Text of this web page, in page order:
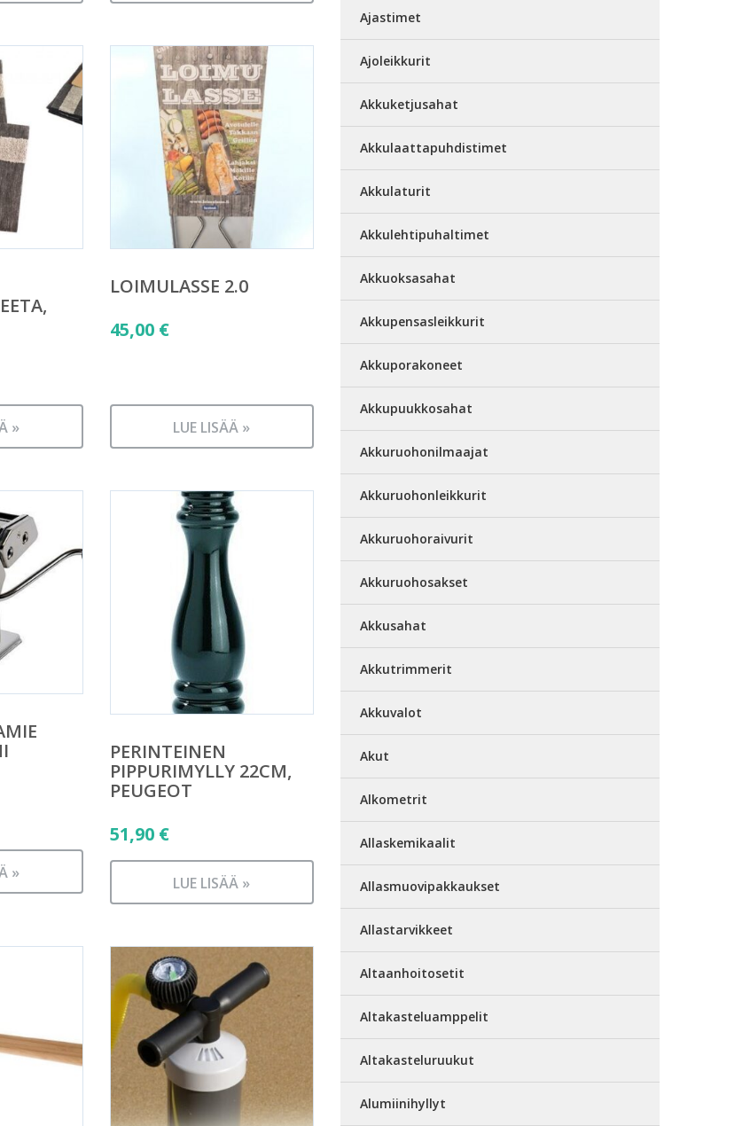
»
LOIMULASSE 2.0
45,00 €
LUE LISÄÄ »
»
PERINTEINEN
PIPPURIMYLLY 22CM,
PEUGEOT
51,90 €
LUE LISÄÄ »
Ajastimet
Ajoleikkurit
Akkuketjusahat
Akkulaattapuhdistimet
Akkulaturit
Akkulehtipuhaltimet
Akkuoksasahat
Akkupensasleikkurit
Akkuporakoneet
Akkupuukkosahat
Akkuruohonilmaajat
Akkuruohonleikkurit
Akkuruohoraivurit
Akkuruohosakset
Akkusahat
Akkutrimmerit
Akkuvalot
Akut
Alkometrit
Allaskemikaalit
Allasmuovipakkaukset
Allastarvikkeet
Altaanhoitosetit
Altakasteluamppelit
Altakasteluruukut
Alumiinihyllyt